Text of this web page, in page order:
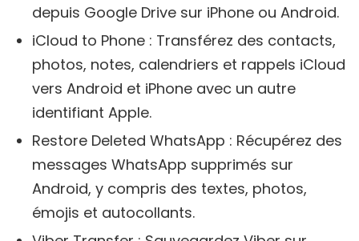
depuis Google Drive sur iPhone ou Android.
iCloud to Phone : Transférez des contacts,
photos, notes, calendriers et rappels iCloud
vers Android et iPhone avec un autre
identifiant Apple.
Restore Deleted WhatsApp : Récupérez des
messages WhatsApp supprimés sur
Android, y compris des textes, photos,
émojis et autocollants.